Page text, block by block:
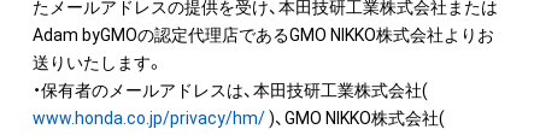
たメールアドレスの提供を受け、本田技研工業株式会社または
Adam byGMOの認定代理店であるGMO NIKKO株式会社よりお
送りいたします。
www.honda.co.jp/privacy/hm/